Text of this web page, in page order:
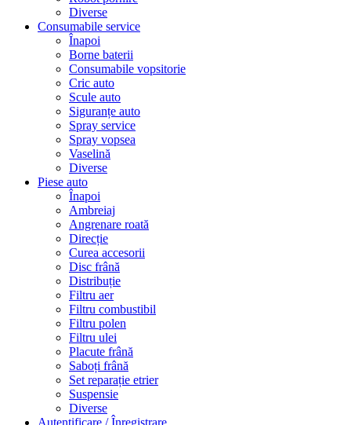
Diverse
Consumabile service
Înapoi
Borne baterii
Consumabile vopsitorie
Cric auto
Scule auto
Siguranțe auto
Spray service
Spray vopsea
Vaselină
Diverse
Piese auto
Înapoi
Ambreiaj
Angrenare roată
Direcție
Curea accesorii
Disc frână
Distribuție
Filtru aer
Filtru combustibil
Filtru polen
Filtru ulei
Placute frână
Saboți frână
Set reparație etrier
Suspensie
Diverse